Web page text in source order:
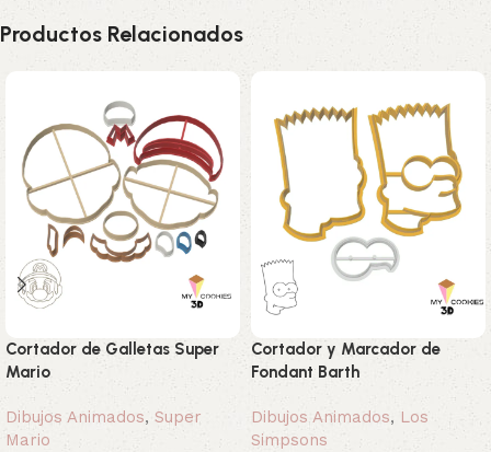
Productos Relacionados
Cortador de Galletas Super
Mario
Dibujos Animados, Super
Mario
Cortador y Marcador de
Fondant Barth
Dibujos Animados, Los
Simpsons